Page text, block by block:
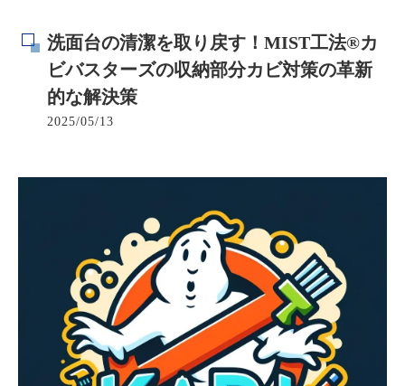
洗面台の清潔を取り戻す！MIST工法®カ
ビバスターズの収納部分カビ対策の革新
的な解決策
2025/05/13